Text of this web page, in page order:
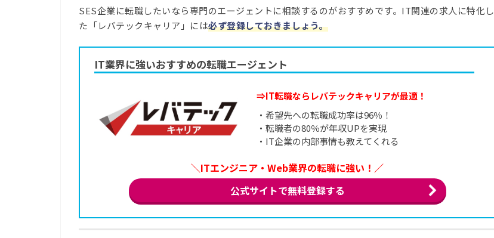
SES企業に転職したいなら専門のエージェントに相談するのがおすすめです。IT関連の求人に特化し
た「レバテックキャリア」には必ず登録しておきましょう。
IT業界に強いおすすめの転職エージェント
⇒IT転職ならレバテックキャリアが最適！
・希望先への転職成功率は96％！
・転職者の80％が年収UPを実現
・IT企業の内部事情も教えてくれる
＼ITエンジニア・Web業界の転職に強い！／
公式サイトで無料登録する